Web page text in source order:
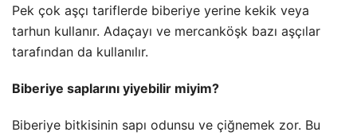
Pek çok aşçı tariflerde biberiye yerine kekik veya
tarhun kullanır. Adaçayı ve mercanköşk bazı aşçılar
tarafından da kullanılır.
Biberiye saplarını yiyebilir miyim?
Biberiye bitkisinin sapı odunsu ve çiğnemek zor. Bu